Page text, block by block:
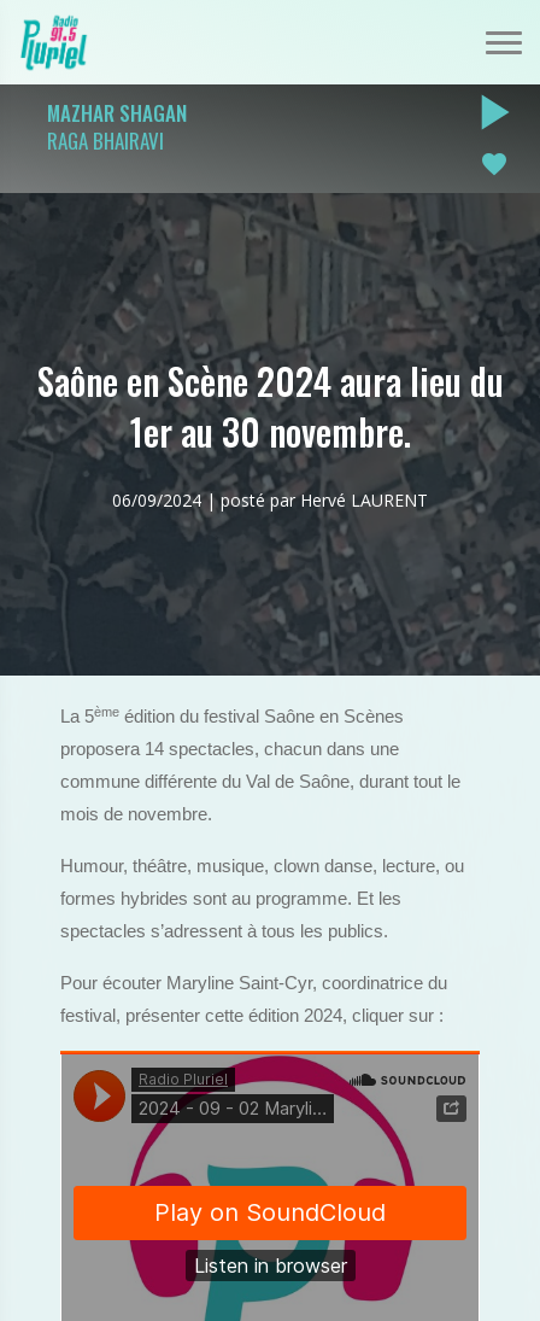
MAZHAR SHAGAN
RAGA BHAIRAVI
play_arrow
favorite
Saône en Scène 2024 aura lieu du
1er au 30 novembre.
06/09/2024 | posté par Hervé LAURENT
La 5ème édition du festival Saône en Scènes
proposera 14 spectacles, chacun dans une
commune différente du Val de Saône, durant tout le
mois de novembre.
Humour, théâtre, musique, clown danse, lecture, ou
formes hybrides sont au programme. Et les
spectacles s’adressent à tous les publics.
Pour écouter Maryline Saint-Cyr, coordinatrice du
festival, présenter cette édition 2024, cliquer sur :